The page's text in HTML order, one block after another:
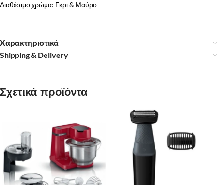
Διαθέσιμο χρώμα: Γκρι & Μαύρο
Χαρακτηριστικά
Shipping & Delivery
Σχετικά προϊόντα